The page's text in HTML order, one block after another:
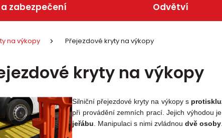
zabezpečení Odvětví
na výkopy Přejezdové kryty na výkopy
kryty na výkopy
Silniční přejezdové kryty na výkopy s
při provádění zemních prací. Jejich výhodou je
jeřábu . Manipulaci s nimi zvládnou dvě osoby